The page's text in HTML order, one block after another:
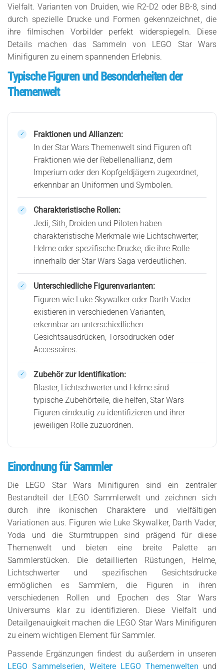
Vielfalt. Varianten von Druiden, wie R2-D2 oder BB-8, sind
durch spezielle Drucke und Formen gekennzeichnet, die
ihre filmischen Vorbilder perfekt widerspiegeln. Diese
Details machen das Sammeln von LEGO Star Wars
Minifiguren zu einem spannenden Erlebnis.
Typische Figuren und Besonderheiten der
Themenwelt
Fraktionen und Allianzen:
In der Star Wars Themenwelt sind Figuren oft
Fraktionen wie der Rebellenallianz, dem
Imperium oder den Kopfgeldjägern zugeordnet,
erkennbar an Uniformen und Symbolen.
Charakteristische Rollen:
Jedi, Sith, Droiden und Piloten haben
charakteristische Merkmale wie Lichtschwerter,
Helme oder spezifische Drucke, die ihre Rolle
innerhalb der Star Wars Saga verdeutlichen.
Unterschiedliche Figurenvarianten:
Figuren wie Luke Skywalker oder Darth Vader
existieren in verschiedenen Varianten,
erkennbar an unterschiedlichen
Gesichtsausdrücken, Torsodrucken oder
Accessoires.
Zubehör zur Identifikation:
Blaster, Lichtschwerter und Helme sind
typische Zubehörteile, die helfen, Star Wars
Figuren eindeutig zu identifizieren und ihrer
jeweiligen Rolle zuzuordnen.
Einordnung für Sammler
Die LEGO Star Wars Minifiguren sind ein zentraler
Bestandteil der LEGO Sammlerwelt und zeichnen sich
durch ihre ikonischen Charaktere und vielfältigen
Variationen aus. Figuren wie Luke Skywalker, Darth Vader,
Yoda und die Sturmtruppen sind prägend für diese
Themenwelt und bieten eine breite Palette an
Sammlerstücken. Die detaillierten Rüstungen, Helme,
Lichtschwerter und spezifischen Gesichtsdrucke
ermöglichen es Sammlern, die Figuren in ihren
verschiedenen Rollen und Epochen des Star Wars
Universums klar zu identifizieren. Diese Vielfalt und
Detailgenauigkeit machen die LEGO Star Wars Minifiguren
zu einem wichtigen Element für Sammler.
Passende Ergänzungen findest du außerdem in unseren
LEGO Sammelserien,Weitere LEGO Themenwelten und